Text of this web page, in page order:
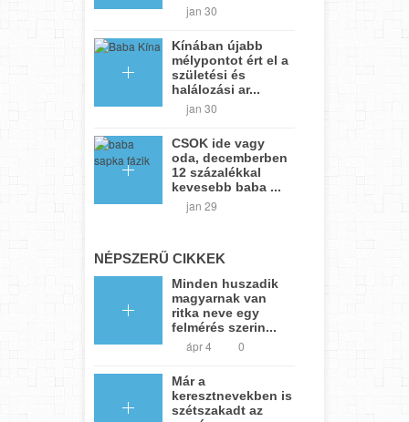
jan 30
Kínában újabb
mélypontot ért el a
születési és
halálozási ar...
jan 30
CSOK ide vagy
oda, decemberben
12 százalékkal
kevesebb baba ...
jan 29
NÉPSZERŰ CIKKEK
Minden huszadik
magyarnak van
ritka neve egy
felmérés szerin...
ápr 4 0
Már a
keresztnevekben is
szétszakadt az